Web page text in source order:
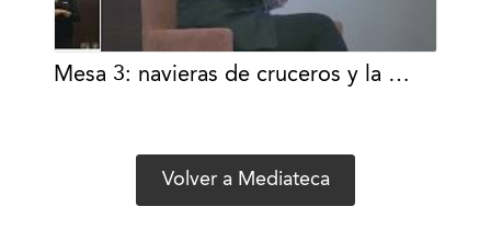
Mesa 3: navieras de cruceros y la …
Volver a Mediateca